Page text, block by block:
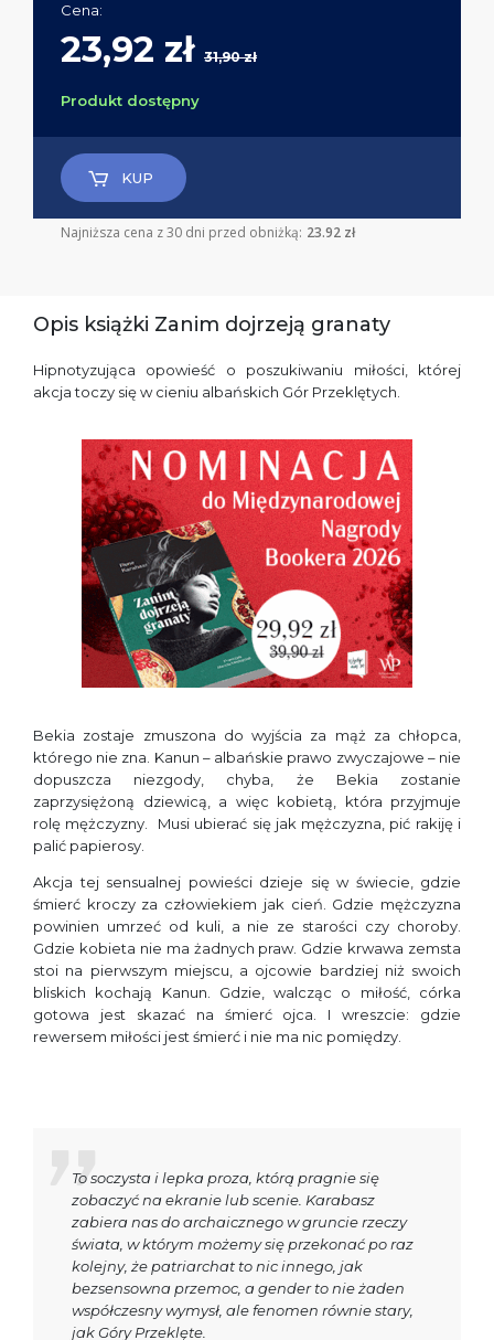
Cena:
23,92 zł 31,90 zł
Produkt dostępny
KUP
Najniższa cena z 30 dni przed obniżką: 23.92 zł
Opis książki Zanim dojrzeją granaty
Hipnotyzująca opowieść o poszukiwaniu miłości, której
akcja toczy się w cieniu albańskich Gór Przeklętych.
Bekia zostaje zmuszona do wyjścia za mąż za chłopca,
którego nie zna. Kanun – albańskie prawo zwyczajowe – nie
dopuszcza niezgody, chyba, że Bekia zostanie
zaprzysiężoną dziewicą, a więc kobietą, która przyjmuje
rolę mężczyzny. Musi ubierać się jak mężczyzna, pić rakiję i
palić papierosy.
Akcja tej sensualnej powieści dzieje się w świecie, gdzie
śmierć kroczy za człowiekiem jak cień. Gdzie mężczyzna
powinien umrzeć od kuli, a nie ze starości czy choroby.
Gdzie kobieta nie ma żadnych praw. Gdzie krwawa zemsta
stoi na pierwszym miejscu, a ojcowie bardziej niż swoich
bliskich kochają Kanun. Gdzie, walcząc o miłość, córka
gotowa jest skazać na śmierć ojca. I wreszcie: gdzie
rewersem miłości jest śmierć i nie ma nic pomiędzy.
To soczysta i lepka proza, którą pragnie się
zobaczyć na ekranie lub scenie. Karabasz
zabiera nas do archaicznego w gruncie rzeczy
świata, w którym możemy się przekonać po raz
kolejny, że patriarchat to nic innego, jak
bezsensowna przemoc, a gender to nie żaden
współczesny wymysł, ale fenomen równie stary,
jak Góry Przeklęte.